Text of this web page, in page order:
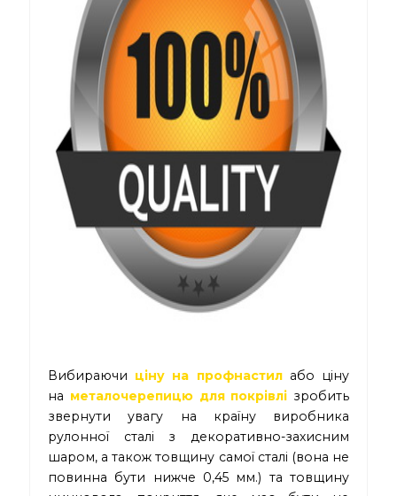
Вибираючи ціну на профнастилабо ціну
на металочерепицю для покрівлі зробить
звернути увагу на країну виробника
рулонної сталі з декоративно-захисним
шаром, а також товщину самої сталі (вона не
повинна бути нижче 0,45 мм.) та товщину